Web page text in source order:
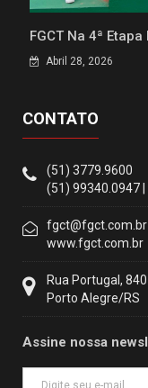
FGCT Na 4ª
Abril 28, 2026
CONTATO
(51) 3779.9600
(51) 99340.0947
fgct@fgct.com.br
www.fgct.com.br
Rua Portugal,
Porto Alegre/RS
Assine nossa